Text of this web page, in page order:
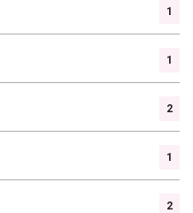
1
1
2
1
2